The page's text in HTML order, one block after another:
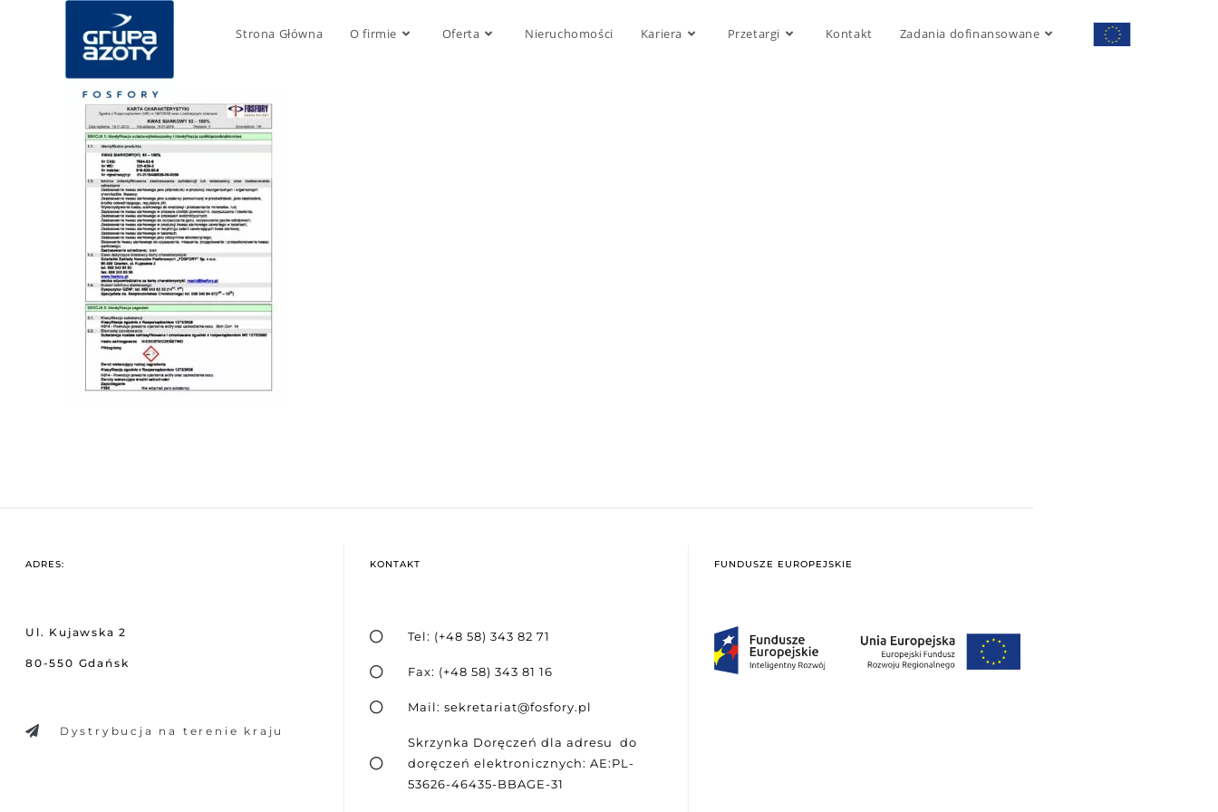
Strona Główna O firmie Oferta Nieruchomości Kariera Przetargi Kontakt Zadania dofinansowane
ADRES:
Ul. Kujawska 2
80-550 Gdańsk
Dystrybucja na terenie kraju
KONTAKT
Tel: (+48 58) 343 82 71
Fax: (+48 58) 343 81 16
Mail: sekretariat@fosfory.pl
Skrzynka Doręczeń dla adresu do
doręczeń elektronicznych: AE:PL-
53626-46435-BBAGE-31
FUNDUSZE EUROPEJSKIE